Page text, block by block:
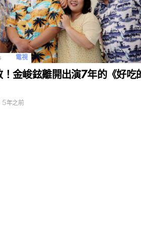
電視
！金峻鉉離開出演7年的《好吃
5年之前